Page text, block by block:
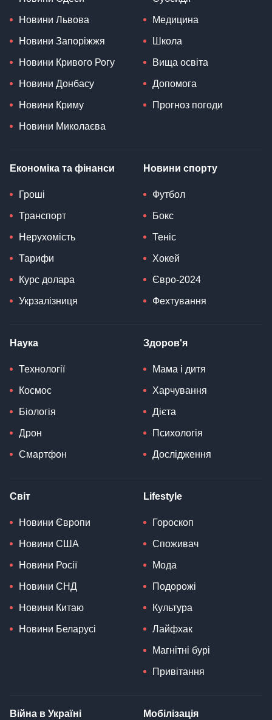
Новини Львова
Новини Запоріжжя
Новини Кривого Рогу
Новини Донбасу
Новини Криму
Новини Миколаєва
Медицина
Школа
Вища освіта
Допомога
Прогноз погоди
Економіка та фінанси
Гроші
Транспорт
Нерухомість
Тарифи
Курс долара
Укрзалізниця
Новини спорту
Футбол
Бокс
Теніс
Хокей
Євро-2024
Фехтування
Наука
Технології
Космос
Біологія
Дрон
Смартфон
Здоров'я
Мама і дитя
Харчування
Дієта
Психологія
Дослідження
Світ
Новини Європи
Новини США
Новини Росії
Новини СНД
Новини Китаю
Новини Беларусі
Lifestyle
Гороскоп
Споживач
Мода
Подорожі
Культура
Лайфхак
Магнітні бурі
Привітання
Війна в Україні Мобілізація